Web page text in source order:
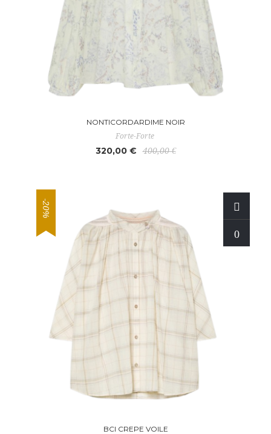
NONTICORDARDIME NOIR
Forte-Forte
320,00 € 400,00 €
-20%
BCI CREPE VOILE